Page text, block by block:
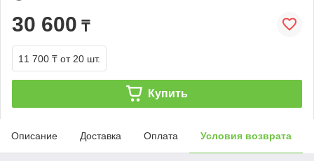
30 600 ₸
11 700 ₸ от 20 шт.
Купить
Описание Доставка Оплата Условия возврата